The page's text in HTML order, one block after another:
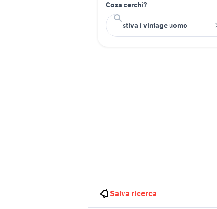
Cosa cerchi?
Salva ricerca